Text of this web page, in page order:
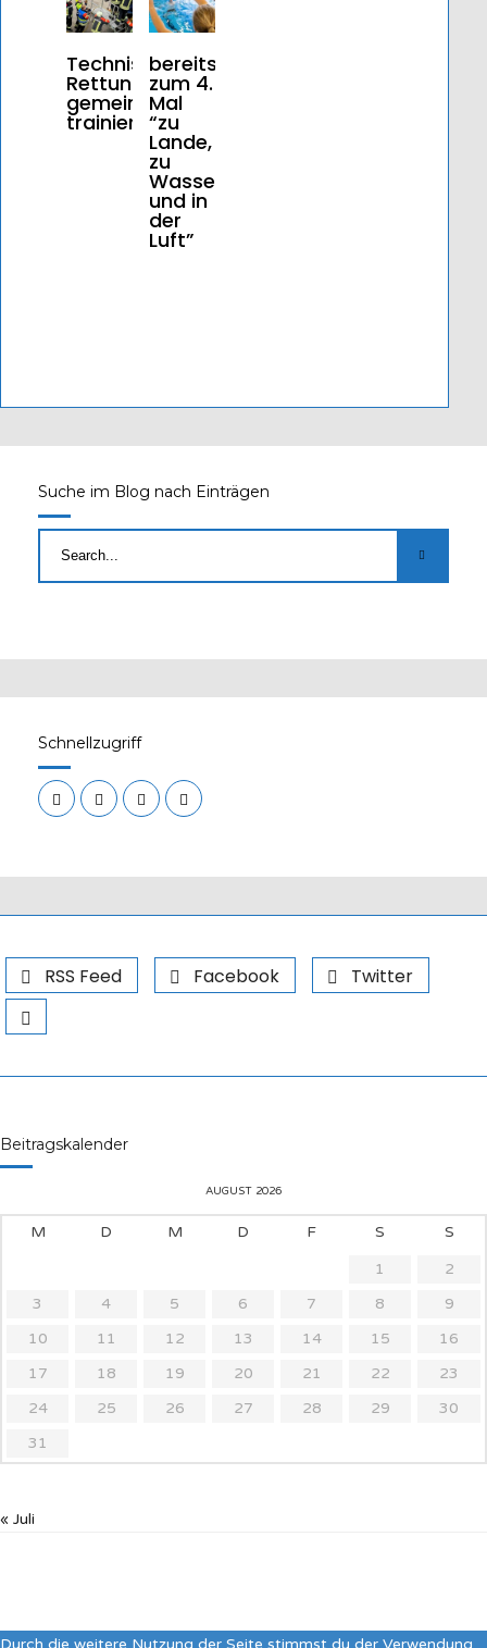
Technische
Rettung
gemeinsam
trainiert
bereits
zum 4.
Mal
“zu
Lande,
zu
Wasser
und in
der
Luft”
Suche im Blog nach Einträgen
Schnellzugriff
RSS Feed Facebook Twitter
Beitragskalender
AUGUST 2026
M D M D F S
S
1
2
3
4 5 6 7 8
9
10
11 12 13 14 15
16
17
18 19 20 21 22
23
24
25 26 27 28 29
30
31
« Juli
Durch die weitere Nutzung der Seite stimmst du der Verwendung